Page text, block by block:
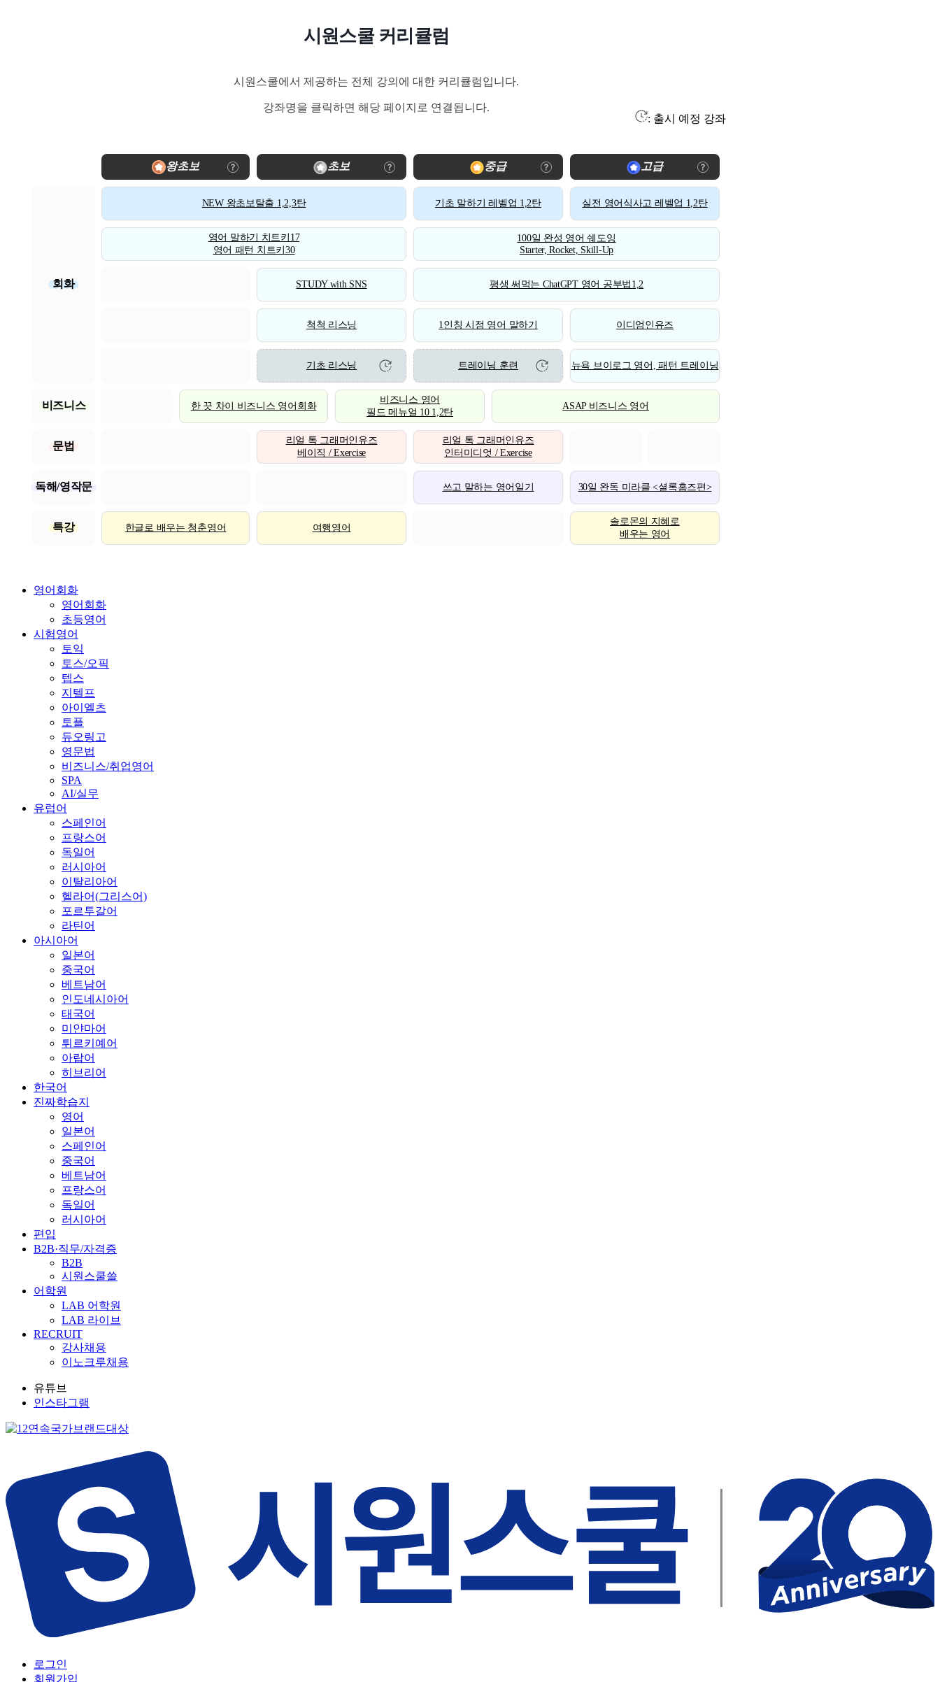
시원스쿨 커리큘럼
시원스쿨에서 제공하는 전체 강의에 대한 커리큘럼입니다.
강좌명을 클릭하면 해당 페이지로 연결됩니다.
: 출시 예정 강좌
왕초보 초보 중급 고급
회화
NEW 왕초보탈출 1,2,3탄 기초 말하기 레벨업 1,2탄 실전 영어식사고 레벨업 1,2탄
영어 말하기 치트키17
영어 패턴 치트키30
100일 완성 영어 쉐도잉
Starter, Rocket, Skill-Up
STUDY with SNS 평생 써먹는 ChatGPT 영어 공부법1,2
척척 리스닝 1인칭 시점 영어 말하기 이디엄인유즈
기초 리스닝 트레이닝 훈련 뉴욕 브이로그 영어, 패턴 트레이닝
비즈니스 한 끗 차이 비즈니스 영어회화
비즈니스 영어
필드 메뉴얼 10 1,2탄
ASAP 비즈니스 영어
문법
리얼 톡 그래머인유즈
베이직 / Exercise
리얼 톡 그래머인유즈
인터미디엇 / Exercise
독해/영작문 쓰고 말하는 영어일기 30일 완독 미라클 <셜록홈즈편>
특강 한글로 배우는 청춘영어 여행영어
솔로몬의 지혜로
배우는 영어
영어회화
영어회화
초등영어
시험영어
토익
토스/오픽
텝스
지텔프
아이엘츠
토플
듀오링고
영문법
비즈니스/취업영어
SPA
AI/실무
유럽어
스페인어
프랑스어
독일어
러시아어
이탈리아어
헬라어(그리스어)
포르투갈어
라틴어
아시아어
일본어
중국어
베트남어
인도네시아어
태국어
미얀마어
튀르키예어
아랍어
히브리어
한국어
진짜학습지
영어
일본어
스페인어
중국어
베트남어
프랑스어
독일어
러시아어
편입
B2B·직무/자격증
B2B
시원스쿨쓸
어학원
LAB 어학원
LAB 라이브
RECRUIT
강사채용
이노크루채용
유튜브
인스타그램
로그인
회원가입